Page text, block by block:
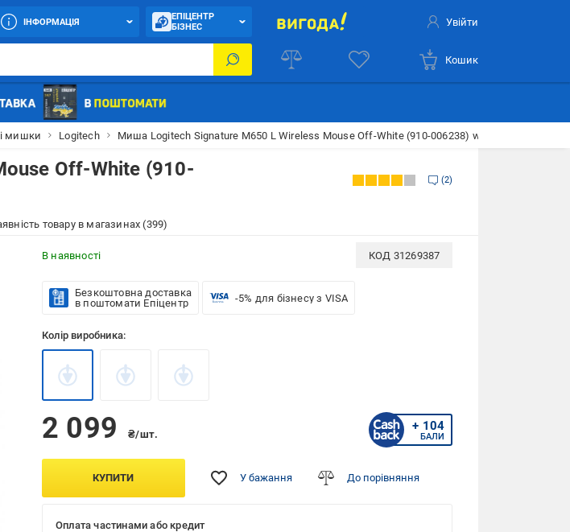
ІНФОРМАЦІЯ
ЕПІЦЕНТР
БІЗНЕС
Увійти
Кошик
мишки Logitech Миша Logitech Signature M650 L Wireless Mouse Off-White (910-006238) white (910-006238)
Off-White (910-
2
товару в магазинах (399)
В наявності КОД 31269387
Безкоштовна доставка
в поштомати Епіцентр
-5% для бізнесу з VISA
Колір виробника:
2 099 ₴/шт.
+ 104
БАЛИ
КУПИТИ У бажання До порівняння
Оплата частинами або кредит